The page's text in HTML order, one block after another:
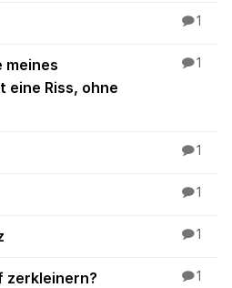
1
meines
eine Riss, ohne
1
1
1
1
zerkleinern? 1